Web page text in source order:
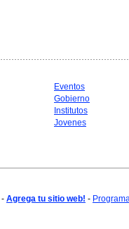
Eventos
Gobierno
Institutos
Jovenes
- Agrega tu sitio web! -